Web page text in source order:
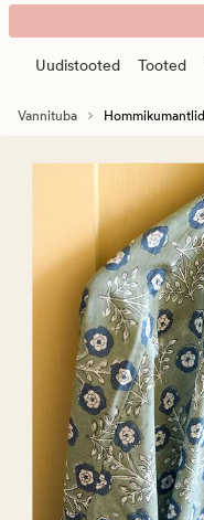
Hemtex
Mugavad
hommikumantlid
banner.
Press
to
Uudistooted Tooted
Vannituba Hommikumantlid